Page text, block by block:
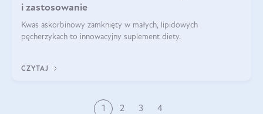
i zastosowanie
Kwas askorbinowy zamknięty w małych, lipidowych
pęcherzykach to innowacyjny suplement diety.
CZYTAJ
1 2 3 4